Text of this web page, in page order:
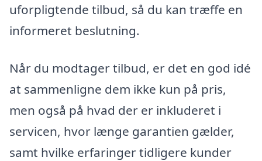
uforpligtende tilbud, så du kan træffe en
informeret beslutning.
Når du modtager tilbud, er det en god idé
at sammenligne dem ikke kun på pris,
men også på hvad der er inkluderet i
servicen, hvor længe garantien gælder,
samt hvilke erfaringer tidligere kunder